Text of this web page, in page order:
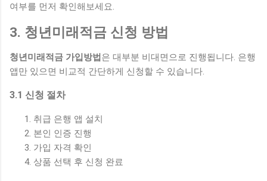
여부를 먼저 확인해보세요.
3. 청년미래적금 신청 방법
청년미래적금 가입방법 은 대부분 비대면으로 진행됩니다. 은행
앱만 있으면 비교적 간단하게 신청할 수 있습니다.
3.1 신청 절차
취급 은행 앱 설치
본인 인증 진행
가입 자격 확인
상품 선택 후 신청 완료